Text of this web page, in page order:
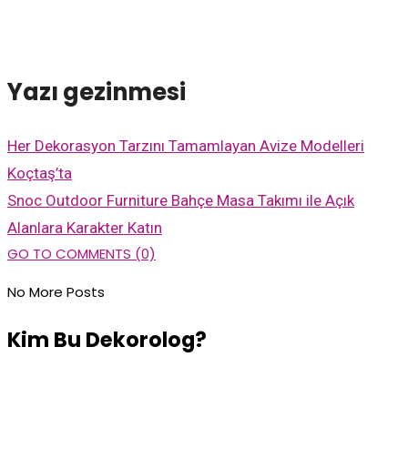
Yazı gezinmesi
Her Dekorasyon Tarzını Tamamlayan Avize Modelleri
Koçtaş’ta
Snoc Outdoor Furniture Bahçe Masa Takımı ile Açık
Alanlara Karakter Katın
GO TO COMMENTS (0)
No More Posts
Kim Bu Dekorolog?